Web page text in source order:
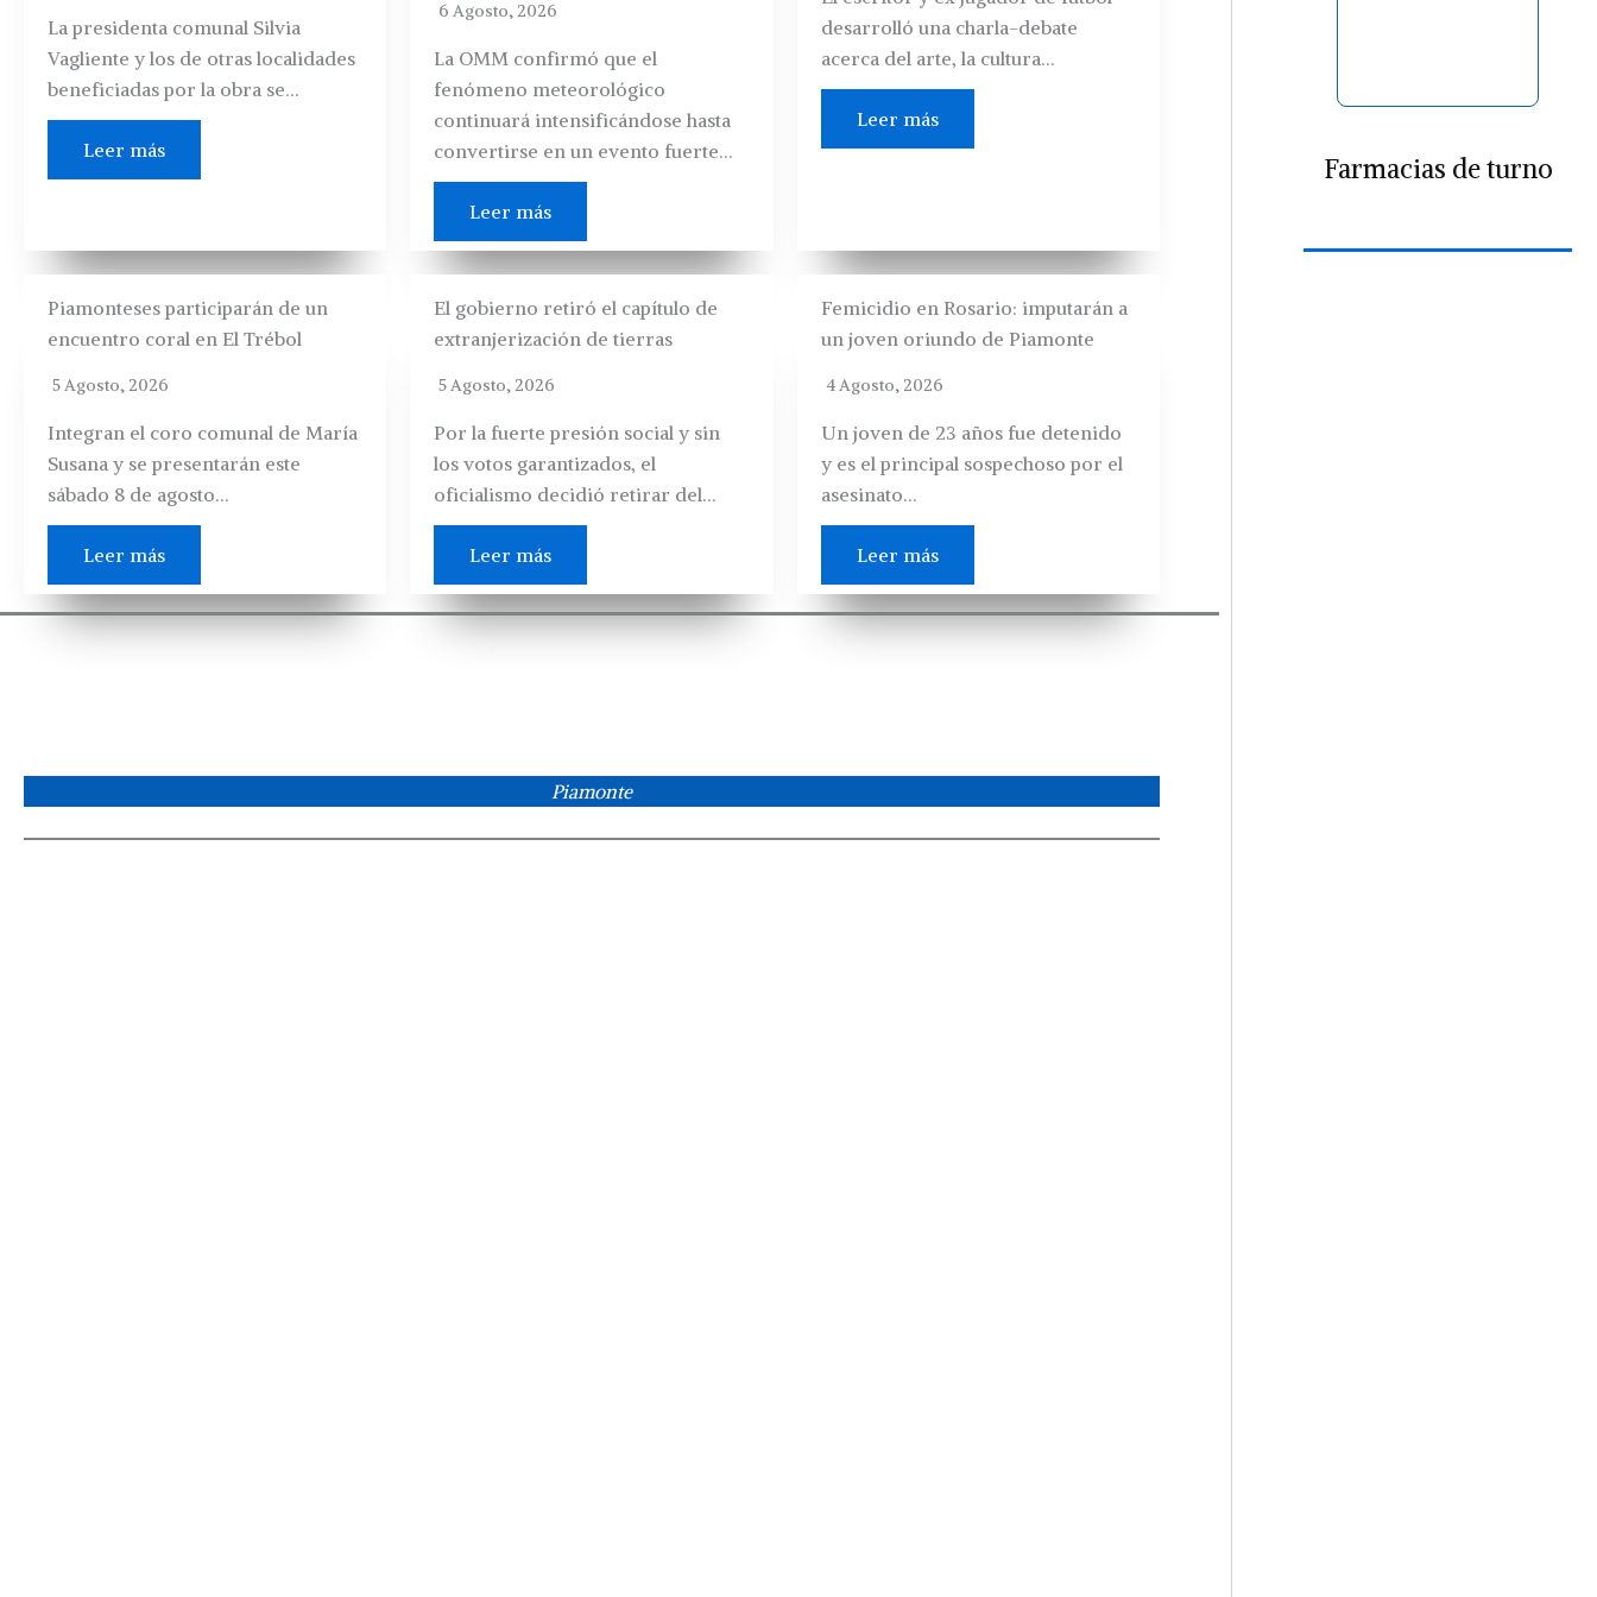
La presidenta comunal Silvia
Vagliente y los de otras localidades
beneficiadas por la obra se…
Leer más
6 Agosto, 2026
La OMM confirmó que el
fenómeno meteorológico
continuará intensificándose hasta
convertirse en un evento fuerte…
Leer más
desarrolló una charla-debate
acerca del arte, la cultura…
Leer más
Piamonteses participarán de un
encuentro coral en El Trébol
5 Agosto, 2026
Integran el coro comunal de María
Susana y se presentarán este
sábado 8 de agosto…
Leer más
El gobierno retiró el capítulo de
extranjerización de tierras
5 Agosto, 2026
Por la fuerte presión social y sin
los votos garantizados, el
oficialismo decidió retirar del…
Leer más
Femicidio en Rosario: imputarán a
un joven oriundo de Piamonte
4 Agosto, 2026
Un joven de 23 años fue detenido
y es el principal sospechoso por el
asesinato…
Leer más
Piamonte
Farmacias de turno